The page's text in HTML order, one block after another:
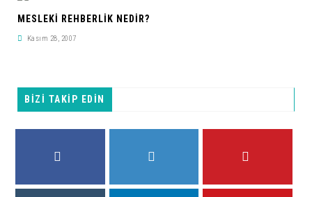
MESLEKİ REHBERLİK NEDİR?
Kasım 28, 2007
BİZİ TAKİP EDİN